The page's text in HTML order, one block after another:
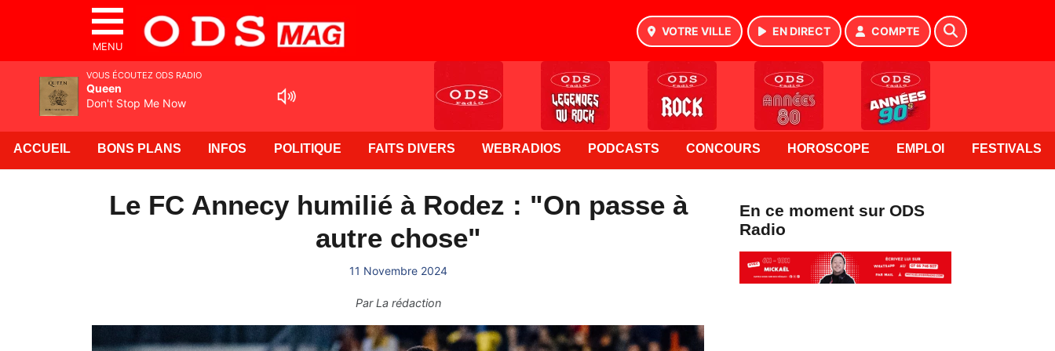
MENU
VOTRE VILLE EN DIRECT COMPTE
ACCUEIL BONS PLANS INFOS POLITIQUE FAITS DIVERS WEBRADIOS PODCASTS CONCOURS HOROSCOPE EMPLOI FESTIVALS
Le FC Annecy humilié à Rodez : "On passe à
autre chose"
11 Novembre 2024
ParLa rédaction
En ce moment sur ODS
Radio
VOUS ÉCOUTEZ ODS RADIO
Queen
Don't Stop Me Now